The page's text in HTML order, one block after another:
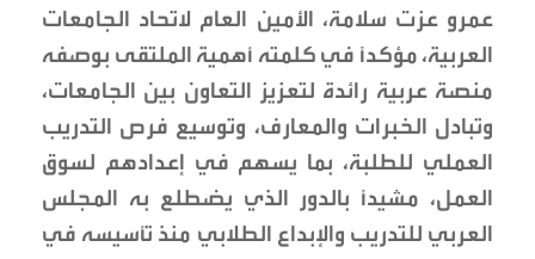
عمرو عزت سلامة، الأمين العام لاتحاد الجامعات
العربية، مؤكداً في كلمته أهمية الملتقى بوصفه
منصة عربية رائدة لتعزيز التعاون بين الجامعات،
وتبادل الخبرات والمعارف، وتوسيع فرص التدريب
العملي للطلبة، بما يسهم في إعدادهم لسوق
العمل، مشيداً بالدور الذي يضطلع به المجلس
العربي للتدريب والإبداع الطلابي منذ تأسيسه في